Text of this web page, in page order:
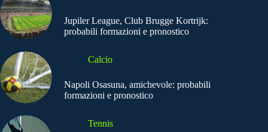
Jupiler League, Club Brugge Kortrijk:
probabili formazioni e pronostico
Calcio
Napoli Osasuna, amichevole: probabili
formazioni e pronostico
Tennis